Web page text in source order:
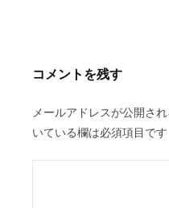
ン
コメントを残す
メールアドレスが公開さ
いている欄は必須項目です